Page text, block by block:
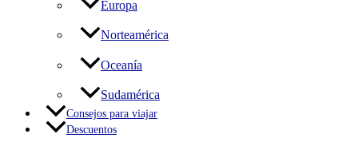
Europa
Norteamérica
Oceanía
Sudamérica
Consejos para viajar
Descuentos